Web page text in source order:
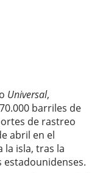
Universal,
barriles de
de rastreo
abril en el
isla, tras la
estadounidenses.